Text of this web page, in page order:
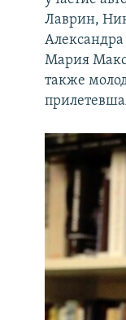
Лаврин,
Мария
также